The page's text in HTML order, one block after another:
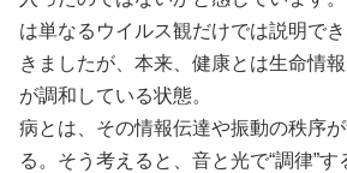
は単なるウイルス観だけでは説明で
きましたが、本来、健康とは生命情
が調和している状態。
病とは、その情報伝達や振動の秩序
る。そう考えると、音と光で“調律”